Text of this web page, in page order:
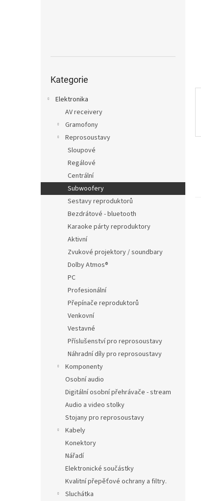
kategorie
Kategorie
Elektronika
AV receivery
Gramofony
Reprosoustavy
Sloupové
Regálové
Centrální
Subwoofery
Sestavy reproduktorů
Bezdrátové - bluetooth
Karaoke párty reproduktory
Aktivní
Zvukové projektory / soundbary
Dolby Atmos®
PC
Profesionální
Přepínače reproduktorů
Venkovní
Vestavné
Příslušenství pro reprosoustavy
Náhradní díly pro reprosoustavy
Komponenty
Osobní audio
Digitální osobní přehrávače - stream
Audio a video stolky
Stojany pro reprosoustavy
Kabely
Konektory
Nářadí
Elektronické součástky
Kvalitní přepěťové ochrany a filtry.
Sluchátka